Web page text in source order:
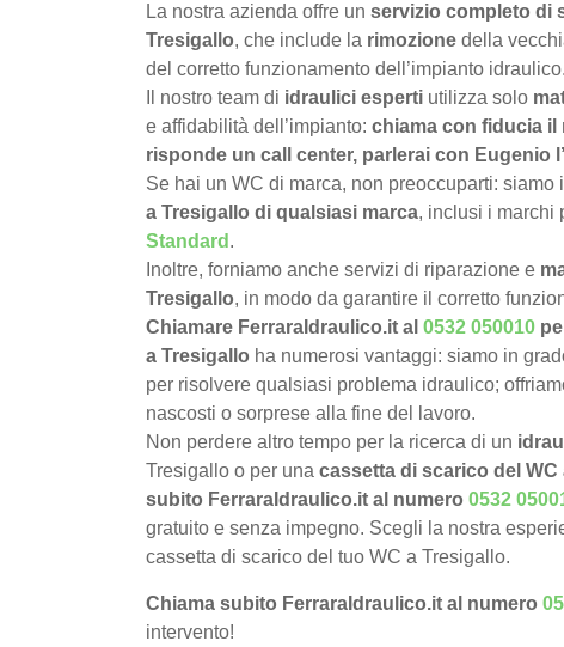
La nostra azienda offre un servizio completo di
Tresigallo, che include la rimozione della
del corretto funzionamento dell’impianto idraulico.
Il nostro team di idraulici esperti utilizza solo
e affidabilità dell’impianto: chiama con fiducia il
risponde un call center, parlerai con Eugenio
Se hai un WC di marca, non preoccuparti: siamo
a Tresigallo di qualsiasi marca, inclusi i marchi
Standard .
Inoltre, forniamo anche servizi di riparazione e
Tresigallo, in modo da garantire il corretto
Chiamare FerraraIdraulico.it al 0532 050010
a Tresigallo ha numerosi vantaggi: siamo in
per risolvere qualsiasi problema idraulico;
nascosti o sorprese alla fine del lavoro.
Non perdere altro tempo per la ricerca di un
Tresigallo o per una cassetta di scarico del
subito FerraraIdraulico.it al numero 0532
gratuito e senza impegno. Scegli la nostra
cassetta di scarico del tuo WC a Tresigallo.
Chiama subito FerraraIdraulico.it al numero
intervento!